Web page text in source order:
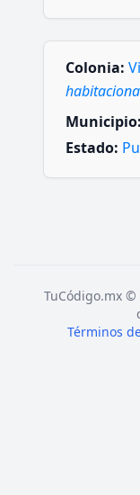
Colonia:
Municipio:
Estado:
TuCódigo.mx ©
Términos